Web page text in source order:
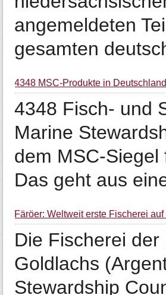
angemeldeten
gesamten
4348 MSC-Produkte in Deutschland
4348 Fisch- und
Marine
dem MSC-
Das geht aus
Färöer: Weltweit erste Fischerei
Die Fischerei
Goldlachs
Stewardship